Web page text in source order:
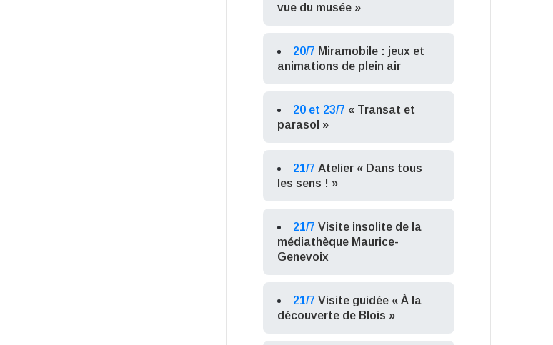
vue du musée »
20/7 Miramobile : jeux et
animations de plein air
20 et 23/7 « Transat et
parasol »
21/7 Atelier « Dans tous
les sens ! »
21/7 Visite insolite de la
médiathèque Maurice-
Genevoix
21/7 Visite guidée « À la
découverte de Blois »